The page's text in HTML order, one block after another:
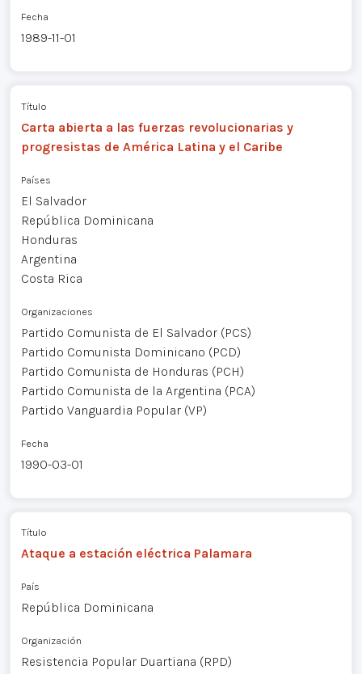
Fecha
1989-11-01
Título
Carta abierta a las fuerzas revolucionarias y
progresistas de América Latina y el Caribe
Países
El Salvador
República Dominicana
Honduras
Argentina
Costa Rica
Organizaciones
Partido Comunista de El Salvador (PCS)
Partido Comunista Dominicano (PCD)
Partido Comunista de Honduras (PCH)
Partido Comunista de la Argentina (PCA)
Partido Vanguardia Popular (VP)
Fecha
1990-03-01
Título
Ataque a estación eléctrica Palamara
País
República Dominicana
Organización
Resistencia Popular Duartiana (RPD)